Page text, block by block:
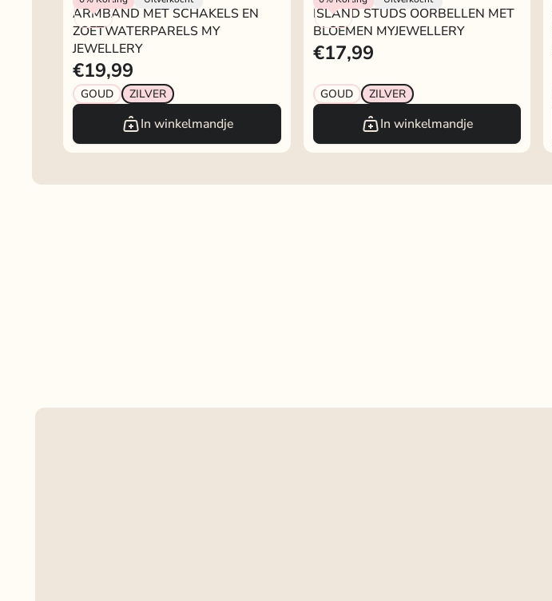
ARMBAND MET SCHAKELS EN
ZOETWATERPARELS MY
JEWELLERY
€19,99
GOUD ZILVER
In winkelmandje
ISLAND STUDS OORBELLEN MET
BLOEMEN MYJEWELLERY
€17,99
GOUD ZILVER
In winkelmandje